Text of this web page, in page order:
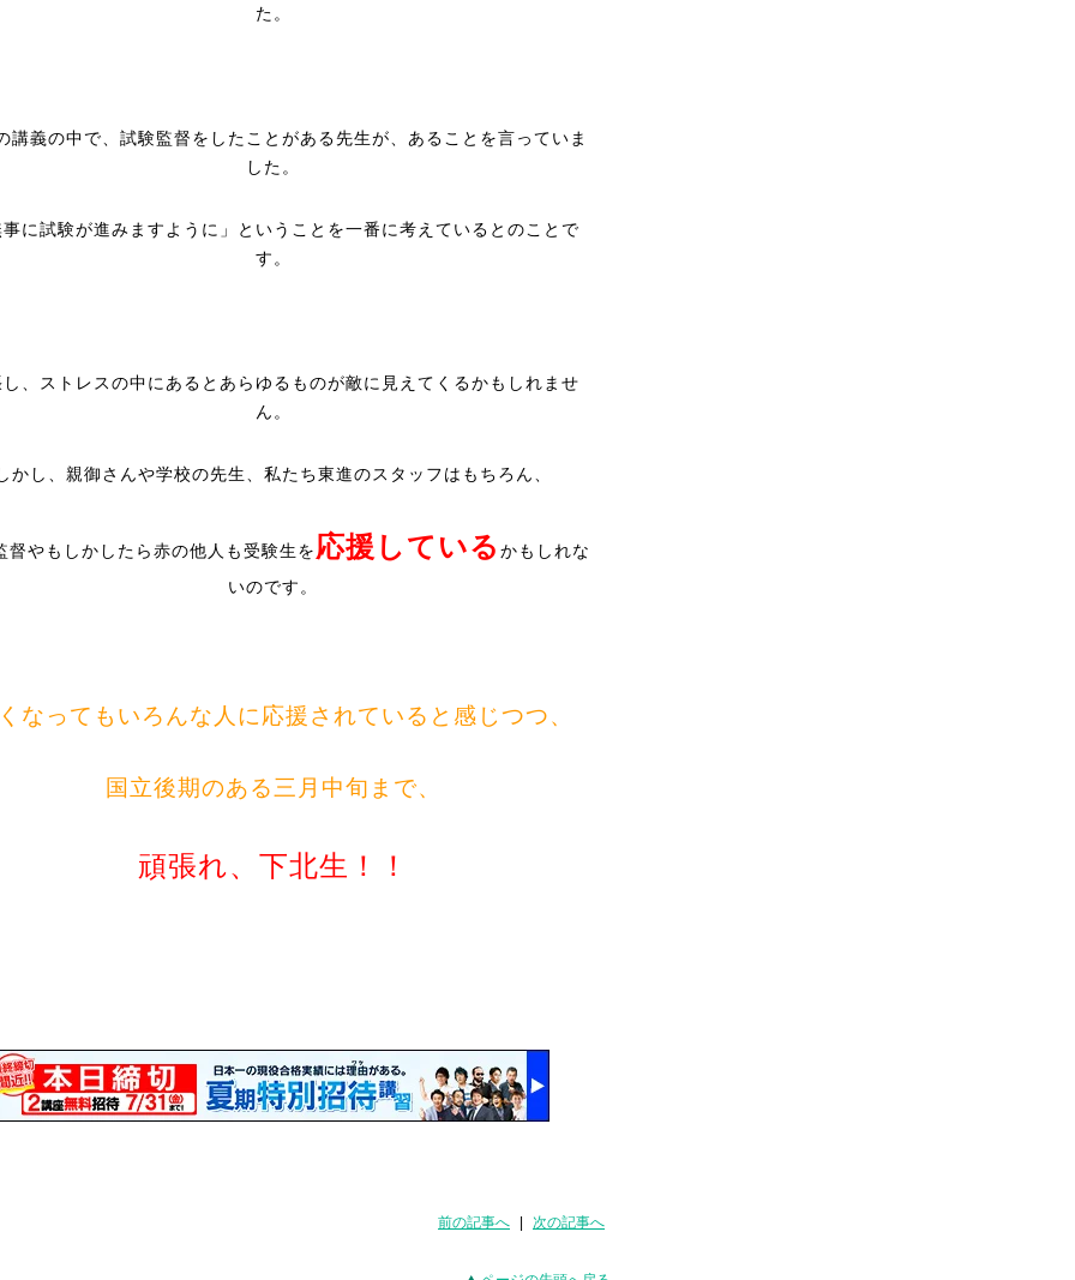
た。
講義の中で、試験監督をしたことがある先生が、あることを言っていま
した。
事に試験が進みますように」ということを一番に考えているとのことで
す。
、ストレスの中にあるとあらゆるものが敵に見えてくるかもしれませ
ん。
かし、親御さんや学校の先生、私たち東進のスタッフはもちろん、
督やもしかしたら赤の他人も受験生を応援している かもしれな
いのです。
なってもいろんな人に応援されていると感じつつ、
国立後期のある三月中旬まで、
頑張れ、下北生！！
前の記事へ 次の記事へ